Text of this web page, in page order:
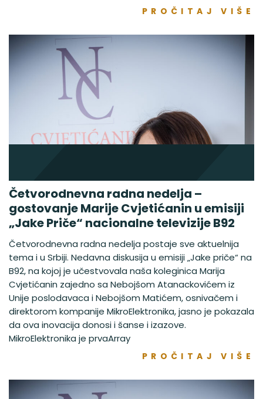
PROČITAJ VIŠE
Četvorodnevna radna nedelja –
gostovanje Marije Cvjetićanin u emisiji
„Jake Priče“ nacionalne televizije B92
Četvorodnevna radna nedelja postaje sve aktuelnija
tema i u Srbiji. Nedavna diskusija u emisiji „Jake priče“ na
B92, na kojoj je učestvovala naša koleginica Marija
Cvjetićanin zajedno sa Nebojšom Atanackovićem iz
Unije poslodavaca i Nebojšom Matićem, osnivačem i
direktorom kompanije MikroElektronika, jasno je pokazala
da ova inovacija donosi i šanse i izazove.
MikroElektronika je prvaArray
PROČITAJ VIŠE